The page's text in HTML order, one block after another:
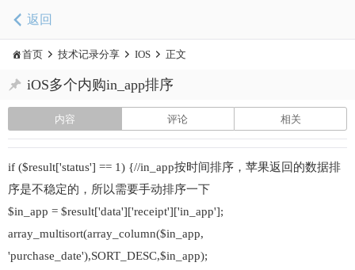
返回
首页 技术记录分享 IOS 正文
iOS多个内购in_app排序
内容 评论 相关
if ($result['status'] == 1) {//in_app按时间排序，苹果返回的数据排
序是不稳定的，所以需要手动排序一下
$in_app = $result['data']['receipt']['in_app'];
array_multisort(array_column($in_app,
'purchase_date'),SORT_DESC,$in_app);